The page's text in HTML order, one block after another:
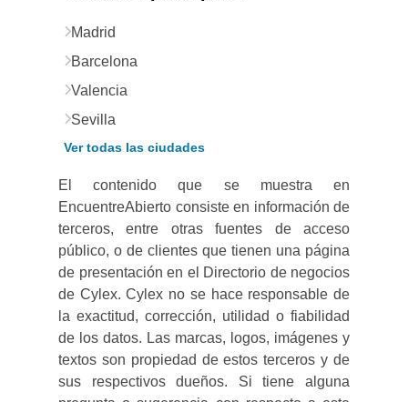
Madrid
Barcelona
Valencia
Sevilla
Ver todas las ciudades
El contenido que se muestra en
EncuentreAbierto consiste en información de
terceros, entre otras fuentes de acceso
público, o de clientes que tienen una página
de presentación en el Directorio de negocios
de Cylex. Cylex no se hace responsable de
la exactitud, corrección, utilidad o fiabilidad
de los datos. Las marcas, logos, imágenes y
textos son propiedad de estos terceros y de
sus respectivos dueños. Si tiene alguna